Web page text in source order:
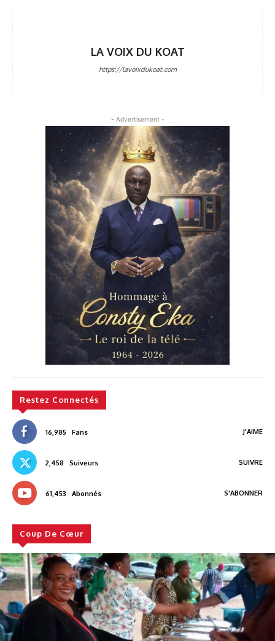
LA VOIX DU KOAT
https://lavoixdukoat.com
- Advertisement -
Restez Connectés
16,985 Fans J'AIME
2,458 Suiveurs SUIVRE
61,453 Abonnés S'ABONNER
Coup De Cœur